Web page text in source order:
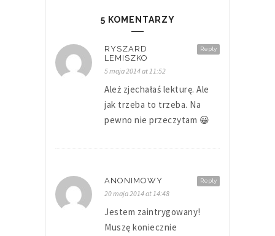
5 KOMENTARZY
Reply
RYSZARD
LEMISZKO
5 maja 2014 at 11:52
Ależ zjechałaś lekturę. Ale
jak trzeba to trzeba. Na
pewno nie przeczytam 😀
Reply
ANONIMOWY
20 maja 2014 at 14:48
Jestem zaintrygowany!
Muszę koniecznie